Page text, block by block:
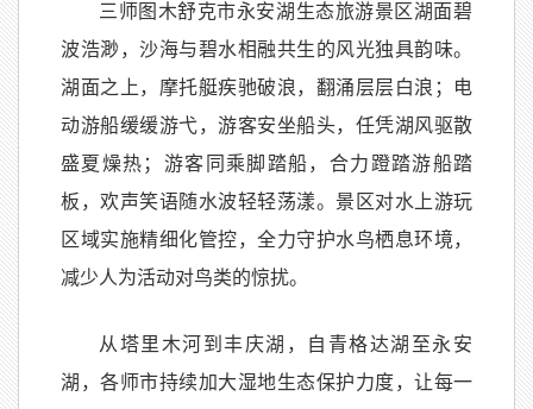
三师图木舒克市永安湖生态旅游景区湖面碧
波浩渺，沙海与碧水相融共生的风光独具韵味。
湖面之上，摩托艇疾驰破浪，翻涌层层白浪；电
动游船缓缓游弋，游客安坐船头，任凭湖风驱散
盛夏燥热；游客同乘脚踏船，合力蹬踏游船踏
板，欢声笑语随水波轻轻荡漾。景区对水上游玩
区域实施精细化管控，全力守护水鸟栖息环境，
减少人为活动对鸟类的惊扰。
从塔里木河到丰庆湖，自青格达湖至永安
湖，各师市持续加大湿地生态保护力度，让每一